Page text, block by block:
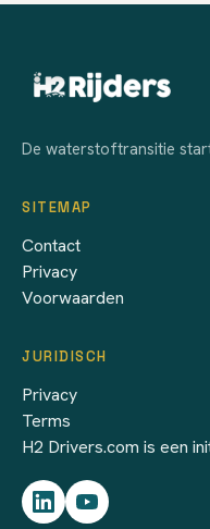
De waterstoftransitie
SITEMAP
Contact
Privacy
Voorwaarden
JURIDISCH
Privacy
Terms
H2 Drivers.com is een